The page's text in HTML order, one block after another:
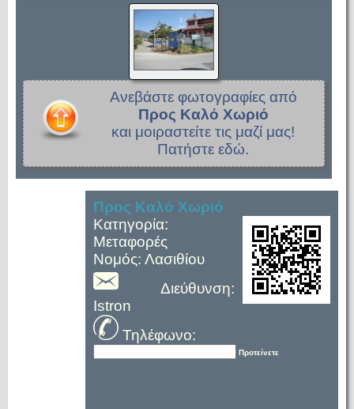
Ανεβάστε φωτογραφίες από
Προς Καλό Χωριό
και μοιραστείτε τις μαζί μας!
Πατήστε εδώ.
Προς Καλό Χωριό
Κατηγορία:
Μεταφορές
Νομός: Λασιθίου
Διεύθυνση:
Istron
Τηλέφωνο:
Προτείνετε